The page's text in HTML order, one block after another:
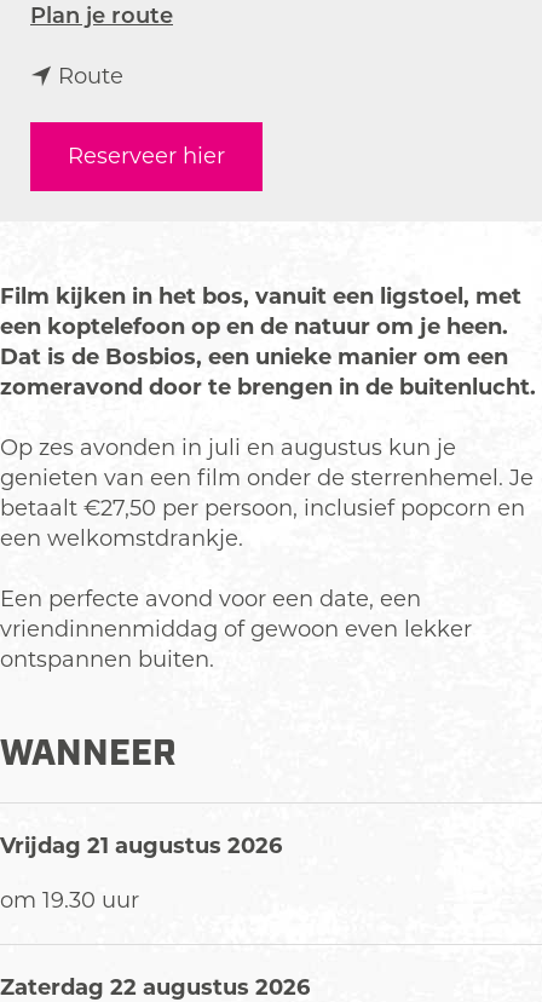
Plan je routen
o
s
o
s
b
i
d
e
W
e
e
r
l
g
e
Route
r
B
b
i
o
s
i
j
d
e
e
v
e
o
d
g
Reserveer hier
Film kijken in het bos, vanuit een ligstoel, met
een koptelefoon op en de natuur om je heen.
Dat is de Bosbios, een unieke manier om een
zomeravond door te brengen in de buitenlucht.
Op zes avonden in juli en augustus kun je
genieten van een film onder de sterrenhemel. Je
betaalt €27,50 per persoon, inclusief popcorn en
een welkomstdrankje.
Een perfecte avond voor een date, een
vriendinnenmiddag of gewoon even lekker
ontspannen buiten.
WANNEER
Vrijdag 21 augustus 2026
om 19.30 uur
Zaterdag 22 augustus 2026